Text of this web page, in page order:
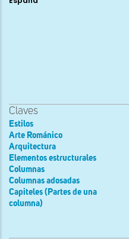
Claves
Estilos
Arte Románico
Arquitectura
Elementos estructurales
Columnas
Columnas adosadas
Capiteles (Partes de una
columna)